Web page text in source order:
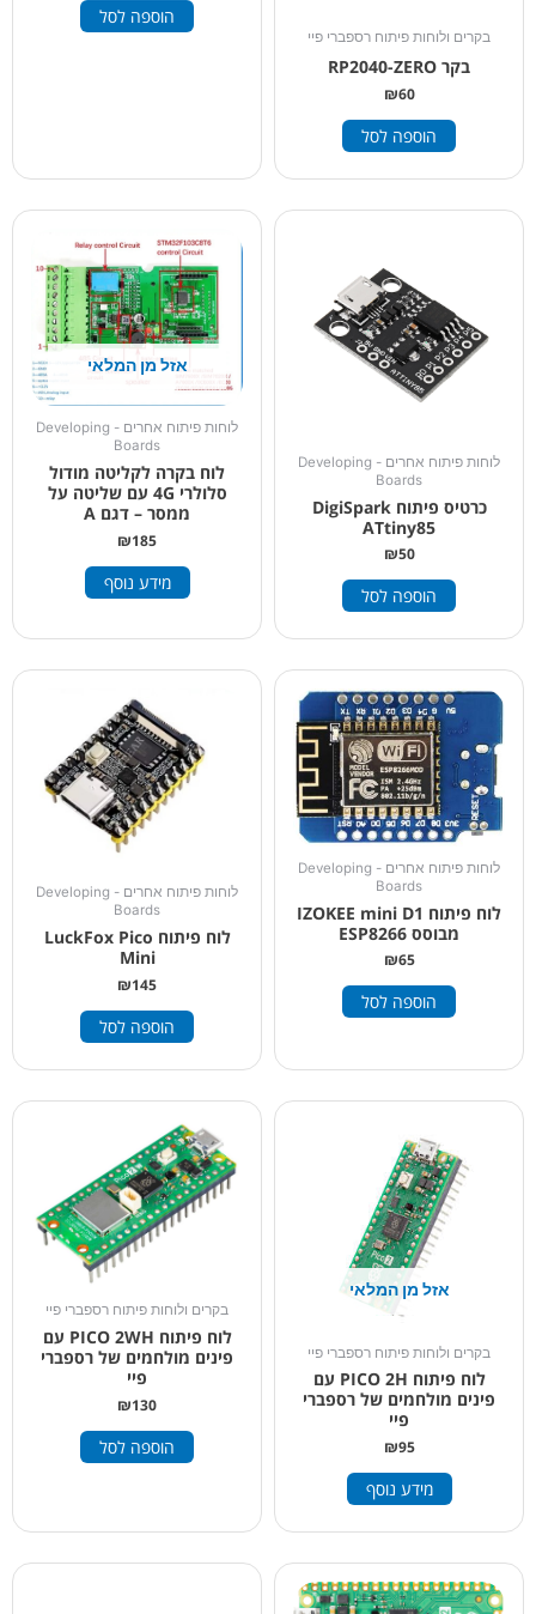
בקרים ולוחות פיתוח רספברי פיי
בקר RP2040-ZERO
₪60
הוספה לסל
הוספה לסל
לוחות פיתוח אחרים - Developing
Boards
כרטיס פיתוח DigiSpark
ATtiny85
₪50
הוספה לסל
אזל מן המלאי
לוחות פיתוח אחרים - Developing
Boards
לוח בקרה לקליטה מודול
סלולרי 4G עם שליטה על
ממסר – דגם A
₪185
מידע נוסף
לוחות פיתוח אחרים - Developing
Boards
לוח פיתוח IZOKEE mini D1
מבוסס ESP8266
₪65
הוספה לסל
לוחות פיתוח אחרים - Developing
Boards
לוח פיתוח LuckFox Pico
Mini
₪145
הוספה לסל
אזל מן המלאי
בקרים ולוחות פיתוח רספברי פיי
לוח פיתוח PICO 2H עם
פינים מולחמים של רספברי
פיי
₪95
מידע נוסף
בקרים ולוחות פיתוח רספברי פיי
לוח פיתוח PICO 2WH עם
פינים מולחמים של רספברי
פיי
₪130
הוספה לסל